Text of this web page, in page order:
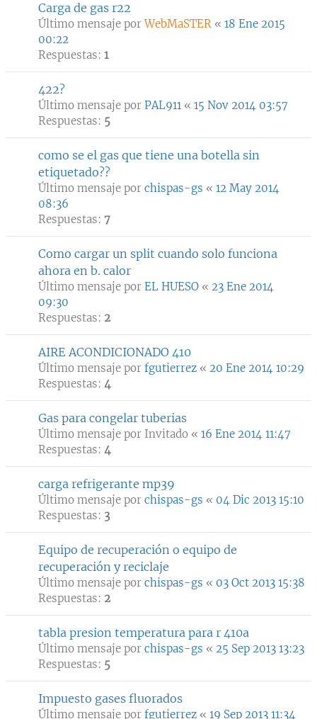
Carga de gas r22
Último mensaje porWebMaSTER « 18 Ene 2015
00:22
Respuestas: 1
422?
Último mensaje por PAL911« 15 Nov 2014 03:57
Respuestas: 5
como se el gas que tiene una botella sin
etiquetado??
Último mensaje por chispas-gs « 12 May 2014
08:36
Respuestas: 7
Como cargar un split cuando solo funciona
ahora en b. calor
Último mensaje por EL HUESO « 23 Ene 2014
09:30
Respuestas: 2
AIRE ACONDICIONADO 410
Último mensaje por fgutierrez « 20 Ene 2014 10:29
Respuestas: 4
Gas para congelar tuberias
Último mensaje por Invitado « 16 Ene 2014 11:47
Respuestas: 4
carga refrigerante mp39
Último mensaje por chispas-gs « 04 Dic 2013 15:10
Respuestas: 3
Equipo de recuperación o equipo de
recuperación y reciclaje
Último mensaje por chispas-gs « 03 Oct 2013 15:38
Respuestas: 2
tabla presion temperatura para r 410a
Último mensaje por chispas-gs « 25 Sep 2013 13:23
Respuestas: 5
Impuesto gases fluorados
Último mensaje por fgutierrez « 19 Sep 2013 11:34